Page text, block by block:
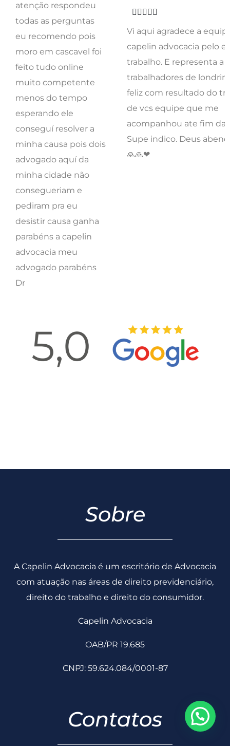
atenção respondeu
todas as perguntas
eu recomendo pois
moro em cascavel foi
feito tudo online
muito competente
menos do tempo
esperando ele
conseguí resolver a
minha causa pois dois
advogado aquí da
minha cidade não
consegueriam e
pediram pra eu
desistir causa ganha
parabéns a capelin
advocacia meu
advogado parabéns
Dr
    
Vi aqui agradece a
capelin advocacia pelo
trabalho. E representa a
trabalhadores de
feliz com resultado do
de vcs equipe que me
acompanhou ate fim da
Supe indico. Deus
🙏🙏❤
Sobre
A Capelin Advocacia é um escritório de Advocacia
com atuação nas áreas de direito previdenciário,
direito do trabalho e direito do consumidor.
Capelin Advocacia
OAB/PR 19.685
CNPJ: 59.624.084/0001-87
Contatos